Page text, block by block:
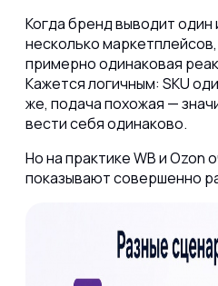
Когда бренд выводит один
несколько
примерно одинаковая
Кажется логичным: SKU
же, подача похожая —
вести себя одинаково.
Но на практике WB и Ozon
показывают совершенно